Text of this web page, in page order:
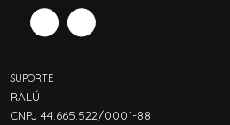
SUPORTE
RALÚ
CNPJ 44.665.522/0001-88